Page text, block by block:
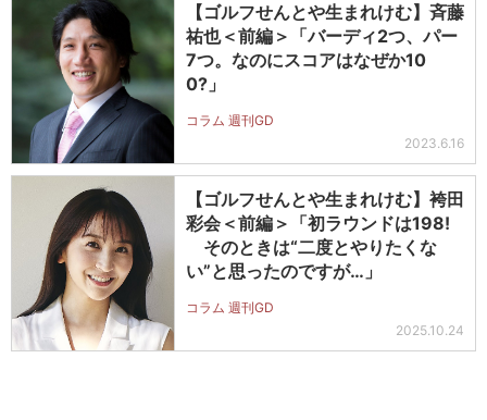
【ゴルフせんとや生まれけむ】斉藤
祐也＜前編＞「バーディ2つ、パー
7つ。なのにスコアはなぜか10
0?」
コラム 週刊GD
2023.6.16
【ゴルフせんとや生まれけむ】袴田
彩会＜前編＞「初ラウンドは198!
そのときは“二度とやりたくな
い”と思ったのですが…」
コラム 週刊GD
2025.10.24